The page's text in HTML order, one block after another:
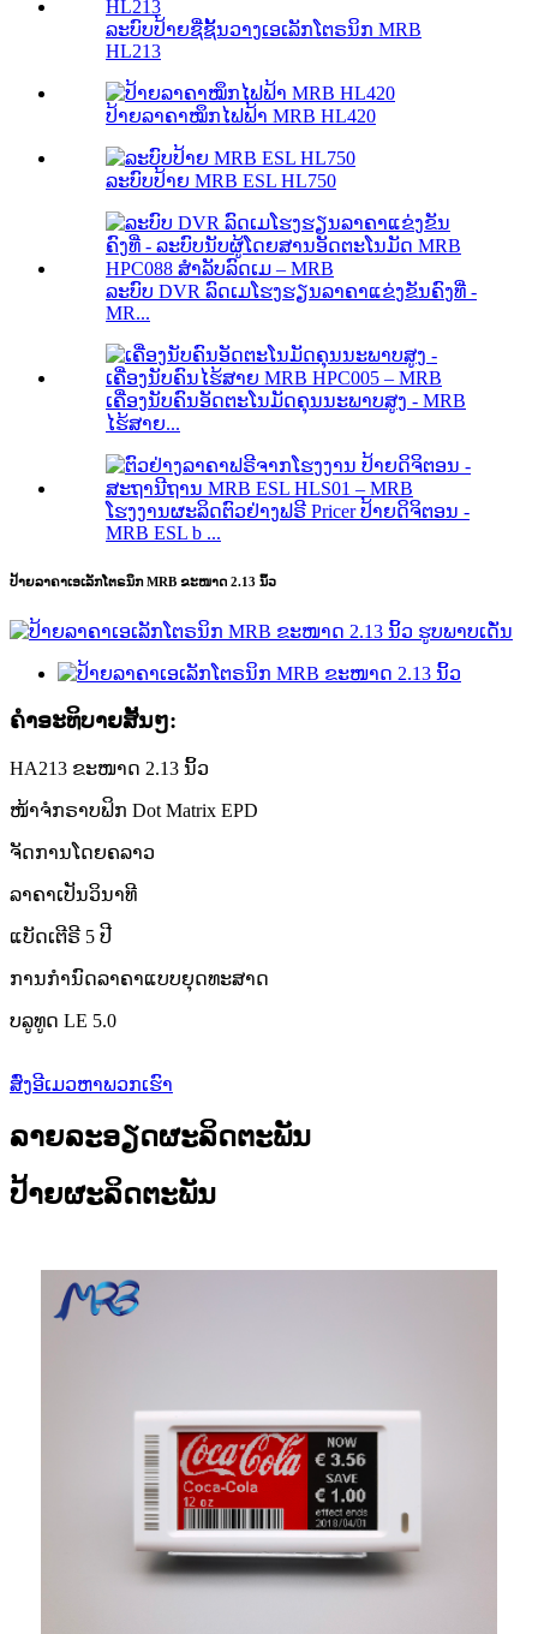
ລະບົບປ້າຍຊື່ຊັ້ນວາງເອເລັກໂຕຣນິກ MRB
HL213
ປ້າຍລາຄາໝຶກໄຟຟ້າ MRB HL420
ລະບົບປ້າຍ MRB ESL HL750
ລະບົບ DVR ລົດເມໂຮງຮຽນລາຄາແຂ່ງຂັນຄົງທີ່ -
MR...
ເຄື່ອງນັບຄົນອັດຕະໂນມັດຄຸນນະພາບສູງ - MRB
ໄຮ້ສາຍ...
ໂຮງງານຜະລິດຕົວຢ່າງຟຣີ Pricer ປ້າຍດິຈິຕອນ -
MRB ESL b ...
ປ້າຍລາຄາເອເລັກໂຕຣນິກ MRB ຂະໜາດ 2.13 ນິ້ວ
ຄໍາອະທິບາຍສັ້ນໆ:
HA213 ຂະໜາດ 2.13 ນິ້ວ
ໜ້າຈໍກຣາບຟິກ Dot Matrix EPD
ຈັດການໂດຍຄລາວ
ລາຄາເປັນວິນາທີ
ແບັດເຕີຣີ 5 ປີ
ການກຳນົດລາຄາແບບຍຸດທະສາດ
ບລູທູດ LE 5.0
ສົ່ງອີເມວຫາພວກເຮົາ
ລາຍລະອຽດຜະລິດຕະພັນ
ປ້າຍຜະລິດຕະພັນ